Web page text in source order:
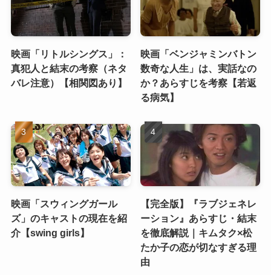
映画「リトルシングス」：
真犯人と結末の考察（ネタ
バレ注意）【相関図あり】
映画「ベンジャミンバトン
数奇な人生」は、実話なの
か？あらすじを考察【若返
る病気】
映画「スウィングガール
ズ」のキャストの現在を紹
介【swing girls】
【完全版】『ラブジェネレ
ーション』あらすじ・結末
を徹底解説｜キムタク×松
たか子の恋が切なすぎる理
由